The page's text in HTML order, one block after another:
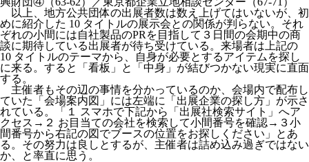
以上、地方公共団体の出展者数は数え上げてはいないが、初
めに紹介した 10 タイトルの展示会との関係が判らない。それ
ぞれの小間には自社製品のPRを目指して３日間の会期中の商
談に期待している出展者が待ち受けている。来場者は上記の
10 タイトルのテーマから、自身が必要とするアイテムを探し
に来る。すると「看板」と「中身」が結びつかない現実に直面
する。
主催者もその辺の事情を分かっているのか、会場内で配布し
ていた「会場案内図」には左端に「出展企業の探し方」が示さ
れている。「１ スマホで下記から「出展社検索サイト」へア
クセス→２ お目当ての会社を検索して小間番号を確認→３小
間番号から右記の図でブースの位置をお探しください」とあ
る。その努力は良しとするが、主催者は詰め込み過ぎではない
か、と率直に思う。